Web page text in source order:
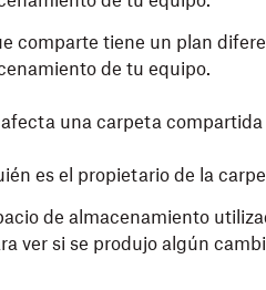
comparte tiene un plan
de tu equipo.
afecta una carpeta
es el propietario de la
de almacenamiento
ver si se produjo algún